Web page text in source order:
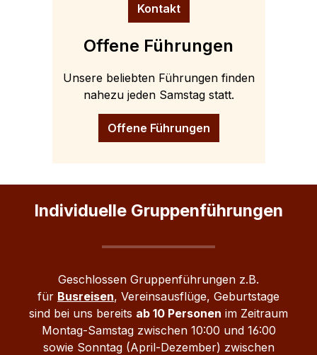
Kontakt
Offene Führungen
Unsere beliebten Führungen finden
nahezu jeden Samstag statt.
Offene Führungen
Individuelle Gruppenführungen
Geschlossen Gruppenführungen z.B.
für Busreisen, Vereinsausflüge, Geburtstage
sind bei uns bereits ab 10 Personen im Zeitraum
Montag-Samstag zwischen 10:00 und 16:00
sowie Sonntag (April-Dezember) zwischen